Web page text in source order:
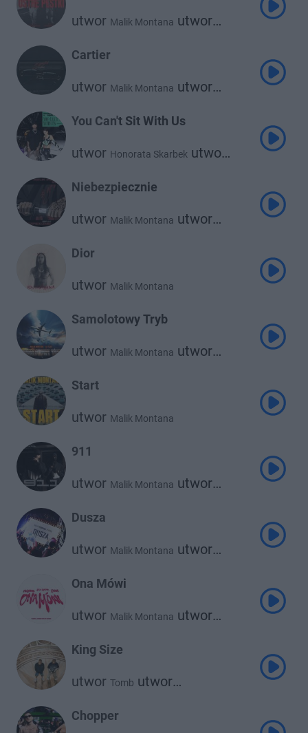
utwor Malik Montana utwor
Cartier
utwor Malik Montana utwor
utwor Josef Bratan
You Can't Sit With Us
utwor Honorata Skarbek utwor
Niebezpiecznie
utwor Malik Montana utwor
Dior
utwor Malik Montana
Samolotowy Tryb
utwor Malik Montana utwor
Start
utwor Malik Montana
911
utwor Malik Montana utwor
Dusza
utwor Malik Montana utwor
Ona Mówi
utwor Malik Montana utwor
King Size
utwor Tomb utwor
Chopper